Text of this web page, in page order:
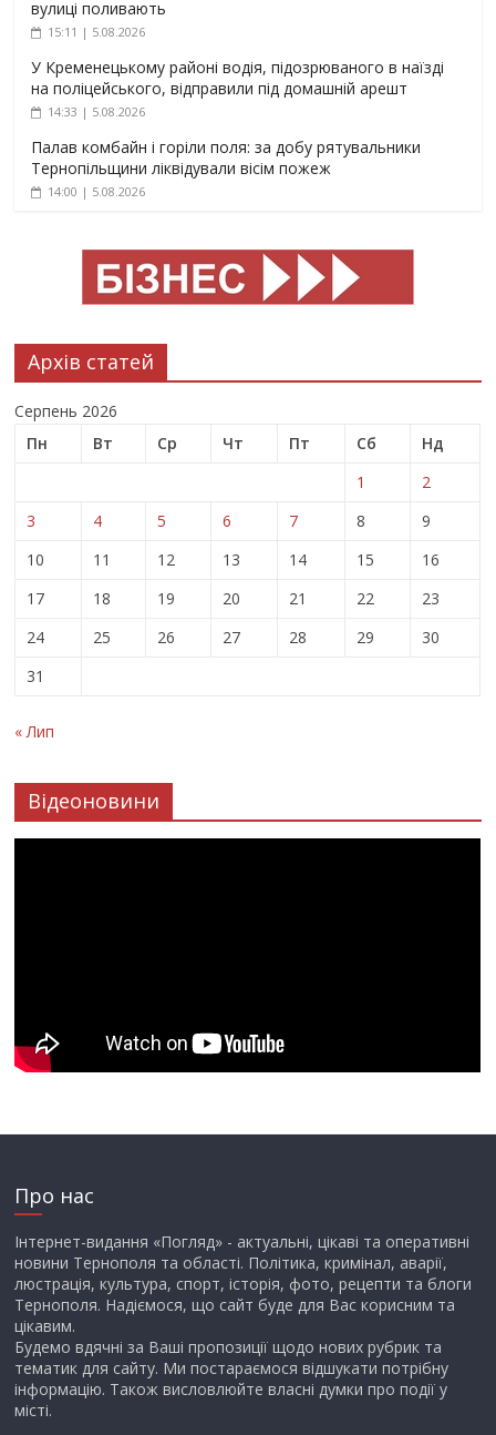
вулиці поливають
15:11 | 5.08.2026
У Кременецькому районі водія, підозрюваного в наїзді
на поліцейського, відправили під домашній арешт
14:33 | 5.08.2026
Палав комбайн і горіли поля: за добу рятувальники
Тернопільщини ліквідували вісім пожеж
14:00 | 5.08.2026
Архів статей
Серпень 2026
Пн
Вт Ср Чт Пт Сб
Нд
1
2
3
4 5 6 7 8
9
10
11 12 13 14 15
16
17
18 19 20 21 22
23
24
25 26 27 28 29
30
31
« Лип
Відеоновини
Про нас
Інтернет-видання «Погляд» - актуальні, цікаві та оперативні
новини Тернополя та області. Політика, кримінал, аварії,
люстрація, культура, спорт, історія, фото, рецепти та блоги
Тернополя. Надіємося, що сайт буде для Вас корисним та
цікавим.
Будемо вдячні за Ваші пропозиції щодо нових рубрик та
тематик для сайту. Ми постараємося відшукати потрібну
інформацію. Також висловлюйте власні думки про події у
місті.